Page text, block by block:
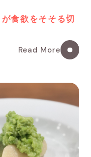
食欲をそそる切
Read More